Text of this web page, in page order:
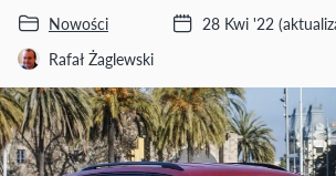
Nowości
Rafał Żaglewski
28 Kwi '22